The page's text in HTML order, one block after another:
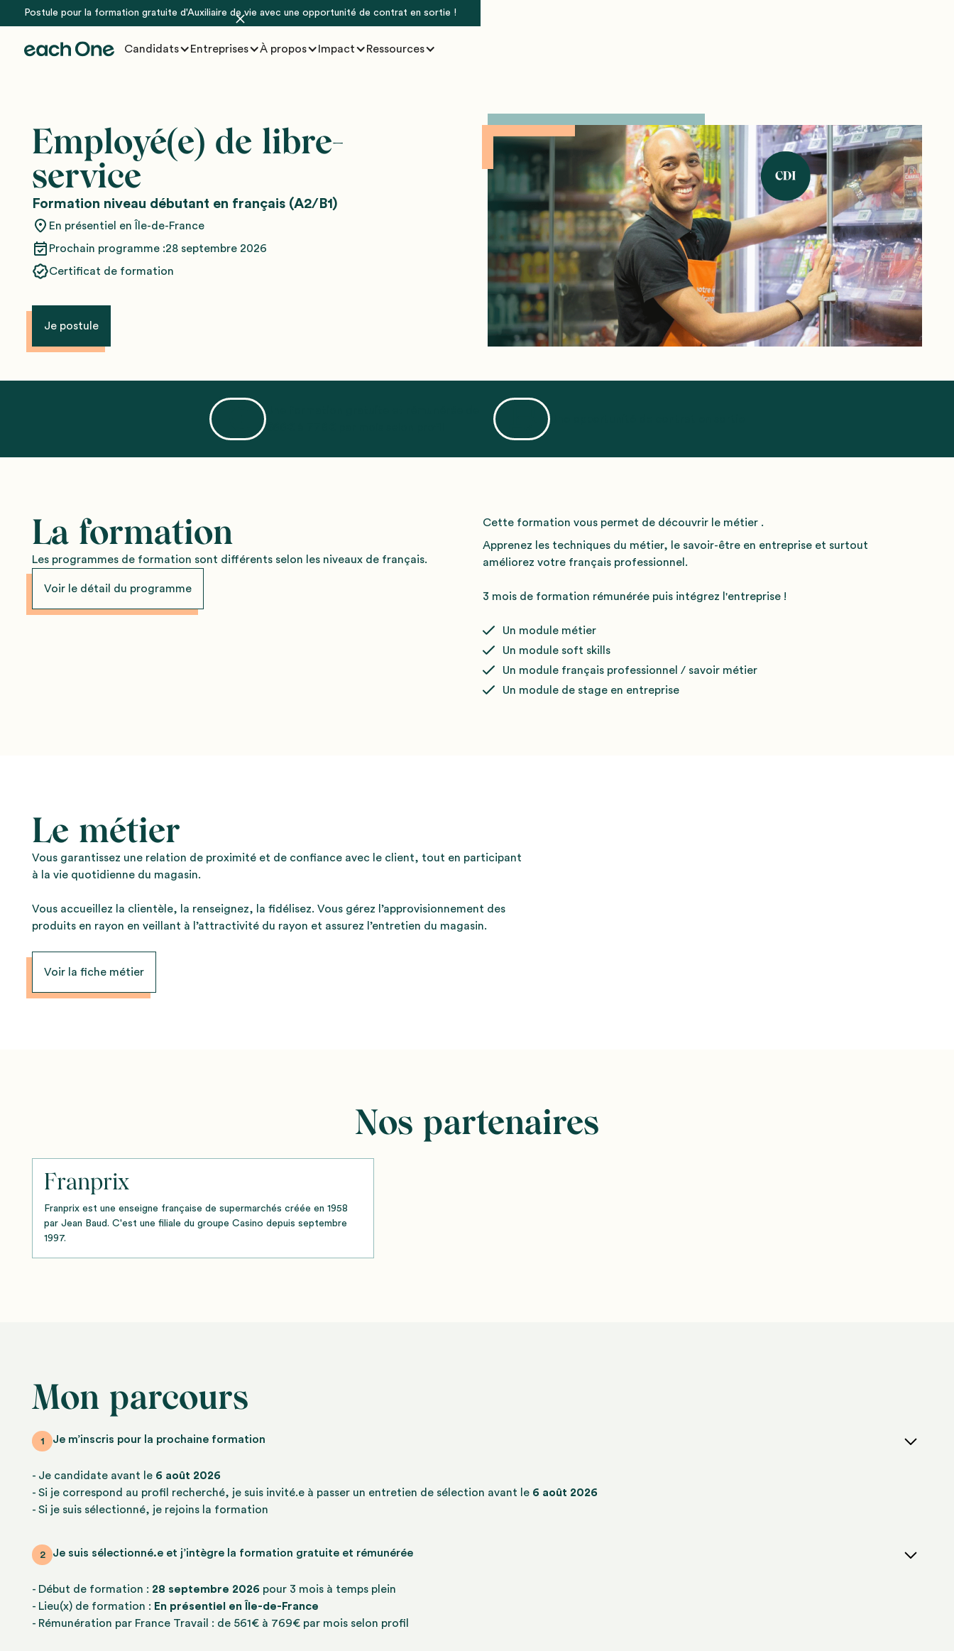
Postule pour la formation gratuite d'Auxiliaire de vie avec une opportunité de contrat en sortie !
Candidats Entreprises À propos Impact Ressources
Employé(e) de libre-
service
Formation niveau débutant en français (A2/B1)
En présentiel en Île-de-France
Prochain programme :28 septembre 2026
Certificat de formation
Je postule
566€ à 776€ par mois selon profil
Une opportunité de contrat en sortie
La formation
Les programmes de formation sont différents selon les niveaux de français.
Voir le détail du programme
Cette formation vous permet de découvrir le métier .
Apprenez les techniques du métier, le savoir-être en entreprise et surtout
améliorez votre français professionnel.
3 mois de formation rémunérée puis intégrez l'entreprise !
Un module métier
Un module soft skills
Un module français professionnel / savoir métier
Un module de stage en entreprise
Le métier
Vous garantissez une relation de proximité et de confiance avec le client, tout en participant
à la vie quotidienne du magasin.
Vous accueillez la clientèle, la renseignez, la fidélisez. Vous gérez l’approvisionnement des
produits en rayon en veillant à l’attractivité du rayon et assurez l’entretien du magasin.
Voir la fiche métier
Nos partenaires
Franprix
Franprix est une enseigne française de supermarchés créée en 1958
par Jean Baud. C'est une filiale du groupe Casino depuis septembre
1997.
Mon parcours
1 Je m’inscris pour la prochaine formation
- Je candidate avant le 6 août 2026
- Si je correspond au profil recherché, je suis invité.e à passer un entretien de sélection avant le 6 août 2026
- Si je suis sélectionné, je rejoins la formation
2 Je suis sélectionné.e et j’intègre la formation gratuite et rémunérée
- Début de formation : 28 septembre 2026 pour 3 mois à temps plein
- Lieu(x) de formation : En présentiel en Île-de-France
- Rémunération par France Travail : de 561€ à 769€ par mois selon profil